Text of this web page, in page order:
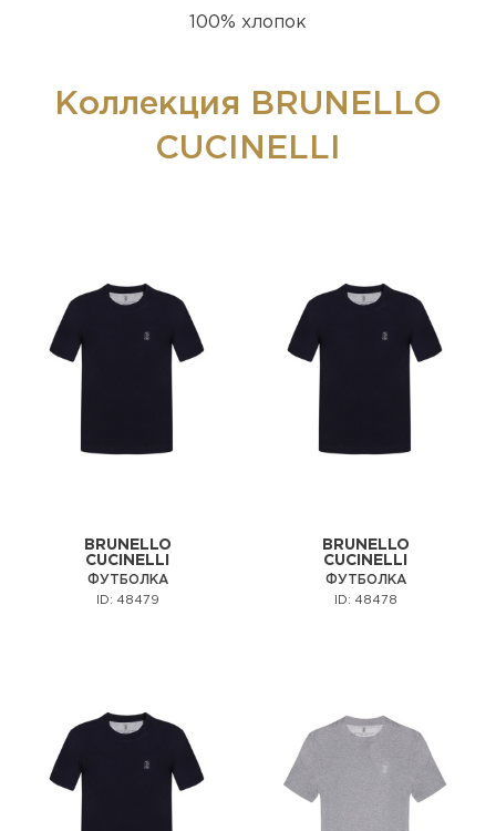
100% хлопок
Коллекция BRUNELLO
CUCINELLI
BRUNELLO
CUCINELLI
ФУТБОЛКА
ID: 48479
BRUNELLO
CUCINELLI
ФУТБОЛКА
ID: 48478